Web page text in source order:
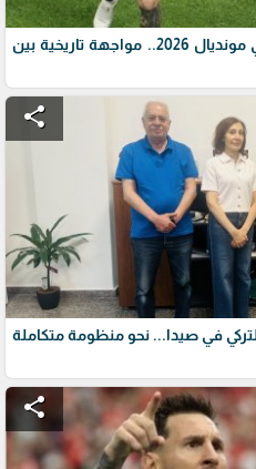
مباراة اسبانيا ضد الارجنتين .. نهائي مونديال 2026.. مواجهة تاريخية بين
share
في صيدا... نحو منظومة متكاملة
share